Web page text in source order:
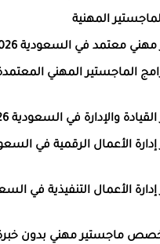
المهنية
معتمد في السعودية 2026
الماجستير المهني
والإدارة في السعودية 2026
الأعمال الرقمية في
الأعمال التنفيذية في
ماجستير مهني بدون